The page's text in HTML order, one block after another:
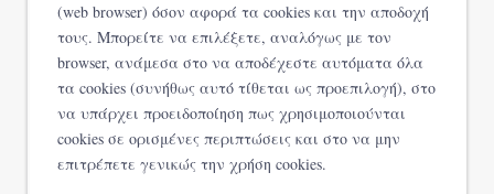
(web browser) όσον αφορά τα cookies και την αποδοχή
τους. Μπορείτε να επιλέξετε, αναλόγως με τον
browser, ανάμεσα στο να αποδέχεστε αυτόματα όλα
τα cookies (συνήθως αυτό τίθεται ως προεπιλογή), στο
να υπάρχει προειδοποίηση πως χρησιμοποιούνται
cookies σε ορισμένες περιπτώσεις και στο να μην
επιτρέπετε γενικώς την χρήση cookies.